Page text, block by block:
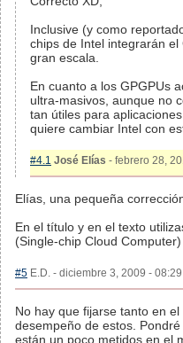
Inclusive (y como
chips de Intel integrarán el
gran escala.
En cuanto a los GPGPUs
ultra-masivos, aunque no
tan útiles para
quiere cambiar Intel con
#4.1 José Elías - febrero 28,
Elías, una pequeña
En el título y en el texto
(Single-chip Cloud
#5 E.D. - diciembre 3, 2009 -
No hay que fijarse tanto en
desempeño de estos.
están un poco metidos en el